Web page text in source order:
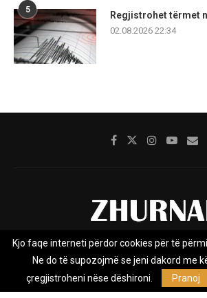
5
Regjistrohet tërmet
02.08.2026 22:34
Rreth nesh Impresumi
Privacy Policy
Zhurnal.mk është Agjenci e Lajmeve e
Kjo faqe interneti përdor cookies për të
Ne do të supozojmë se jeni dakord me
çregjistroheni nëse dëshironi.
Pranoj